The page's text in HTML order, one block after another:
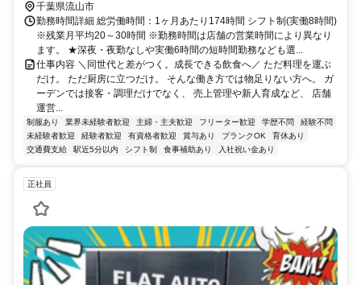
千葉県流山市
勤務時間詳細 総労働時間：1ヶ月あたり174時間 シフト制(実働8時間)
※残業月平均20～30時間 ※勤務時間は店舗の営業時間により異なり
ます。 ★深夜・夜勤なしや実働6時間の短時間勤務なども選...
仕事内容 ＼同世代と差がつく。成長できる飲食へ／ ただ料理を運ぶ
だけ。 ただ厨房に立つだけ。 そんな働き方では物足りない方へ。 ガ
ーデンでは接客・調理だけでなく、 売上管理や新人育成など、 店舗
運営...
制服あり 業界未経験者歓迎 主婦・主夫歓迎 フリーター歓迎 学歴不問
経験不問
未経験者歓迎
経験者歓迎 有資格者歓迎 賞与あり ブランクOK
育休あり
交通費支給
駅近5分以内 シフト制 食事補助あり 入社祝い金あり
正社員